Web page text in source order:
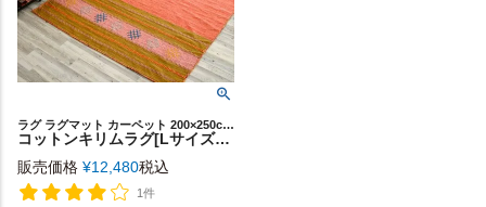
ラグ ラグマット カーペット 200×250cm コットンキリム
コットンキリムラグ[Lサイズ]200×250cm[Eタイプ](31410)【生活雑貨のELEMENTS本店】
販売価格 ¥12,480税込
1件